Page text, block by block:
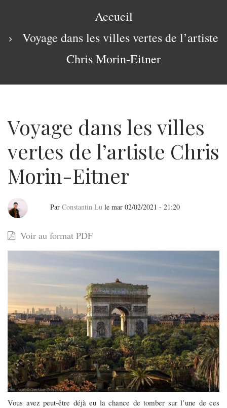
Accueil
Voyage dans les villes vertes de l’artiste
Chris Morin-Eitner
Voyage dans les villes
vertes de l’artiste Chris
Morin-Eitner
Voyage
dans
les
villes
vertes
de
l’artiste
Chris
Morin-
Eitner
Par Constantin Lu le mar 02/02/2021 - 21:20
Voir au format PDF
Vous avez peut-être déjà eu la chance de tomber sur l’une de ces